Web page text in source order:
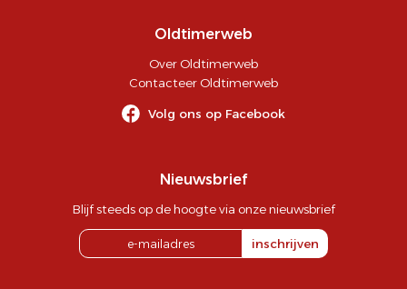
Oldtimerweb
Over Oldtimerweb
Contacteer Oldtimerweb
Volg ons op Facebook
Nieuwsbrief
Blijf steeds op de hoogte via onze nieuwsbrief
inschrijven